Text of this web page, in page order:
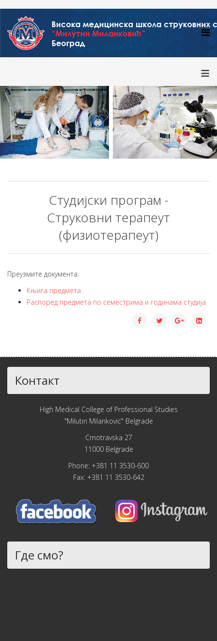
≡
Студијски програм -
Струковни терапеут
(физиотерапеут)
Преузмите документа:
Књига предмета
Распоред предмета по семестрима и годинама студија
Контакт
High Medical College of Professional Studies
"Milutin Milanković" Belgrade
Crnotravska 27
11000 Belgrade
Phone: +381 11 3530-600
Fax: +381 11 3530-642
Где смо?